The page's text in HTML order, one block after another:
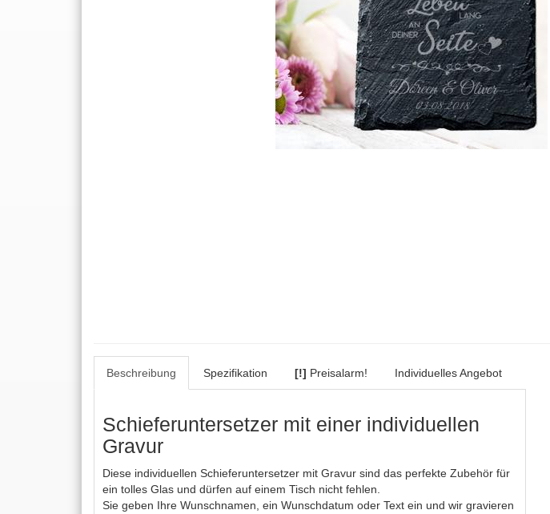
Beschreibung Spezifikation [!] Preisalarm! Individuelles Angebot
Schieferuntersetzer mit einer individuellen
Gravur
Diese individuellen Schieferuntersetzer mit Gravur sind das perfekte Zubehör für
ein tolles Glas und dürfen auf einem Tisch nicht fehlen.
Sie geben Ihre Wunschnamen, ein Wunschdatum oder Text ein und wir gravieren